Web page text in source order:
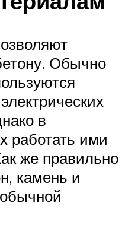
Обычно
в
работать ими
же правильно
камень и